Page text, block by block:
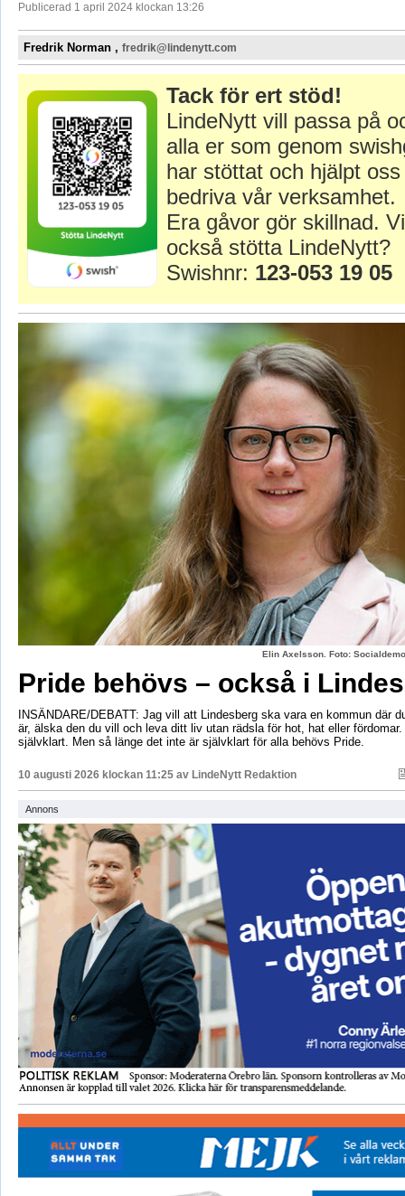
Publicerad 1 april 2024 klockan 13:26
Fredrik Norman , fredrik@lindenytt.com
Tack för ert stöd!
LindeNytt vill passa på
alla er som genom
har stöttat och hjälpt
bedriva vår verksamhet.
Era gåvor gör skillnad.
också stötta LindeNytt?
Swishnr: 123-053 19 05
Elin Axelsson. Foto:
Pride behövs – också i
INSÄNDARE/DEBATT: Jag vill att Lindesberg ska vara en kommun där
är, älska den du vill och leva ditt liv utan rädsla för hot, hat eller
självklart. Men så länge det inte är självklart för alla behövs Pride.
10 augusti 2026 klockan 11:25 av LindeNytt Redaktion
Annons